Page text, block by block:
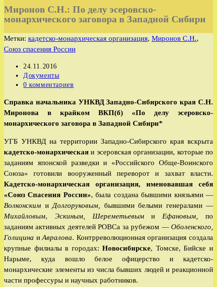
Миронов С.Н.: По делу эсеровско-
монархического заговора в Западной Сибири
Метки: кадетско-монархическая организация, Миронов С.Н.,
Союз спасения России
Запись
опубликована:
24.11.2016
Рубрика
записи:
Документы
Комментарии
записи:
0 комментариев
Справка начальника УНКВД Западно-Сибирского края С.Н.
Миронова в крайком ВКП(б) «По делу эсеровско-
монархического заговора в Западной Сибири*
УГБ УНКВД на территории Западно-Сибирского края вскрыта
кадетско-монархическая и эсеровская организации, которые по
заданиям японской разведки и «Российского Обще-Воинского
Союза» готовили вооруженный переворот и захват власти.
Кадетско-монархическая организация, именовавшая себя
«Союз Спасения России», была создана бывшими князьями —
Волконским и Долгоруковым,
бывшими белыми генералами —
Михайловым, Эскиным, Шереметьевыми Ефановым,
по
заданиям активных деятелей РОВСа за рубежом — Оболенского,
Голицина иАвралова. Контрреволюционная организация создала
крупные филиалы в городах:Новосибирске, Томске, Бийске и
Нарыме, куда вошло белое офицерство и кадетско-
монархические элементы из числа бывших людей и реакционной
части профессуры и научных работников.